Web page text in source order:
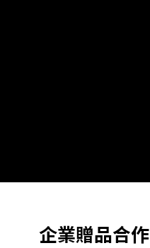
企業贈品合作